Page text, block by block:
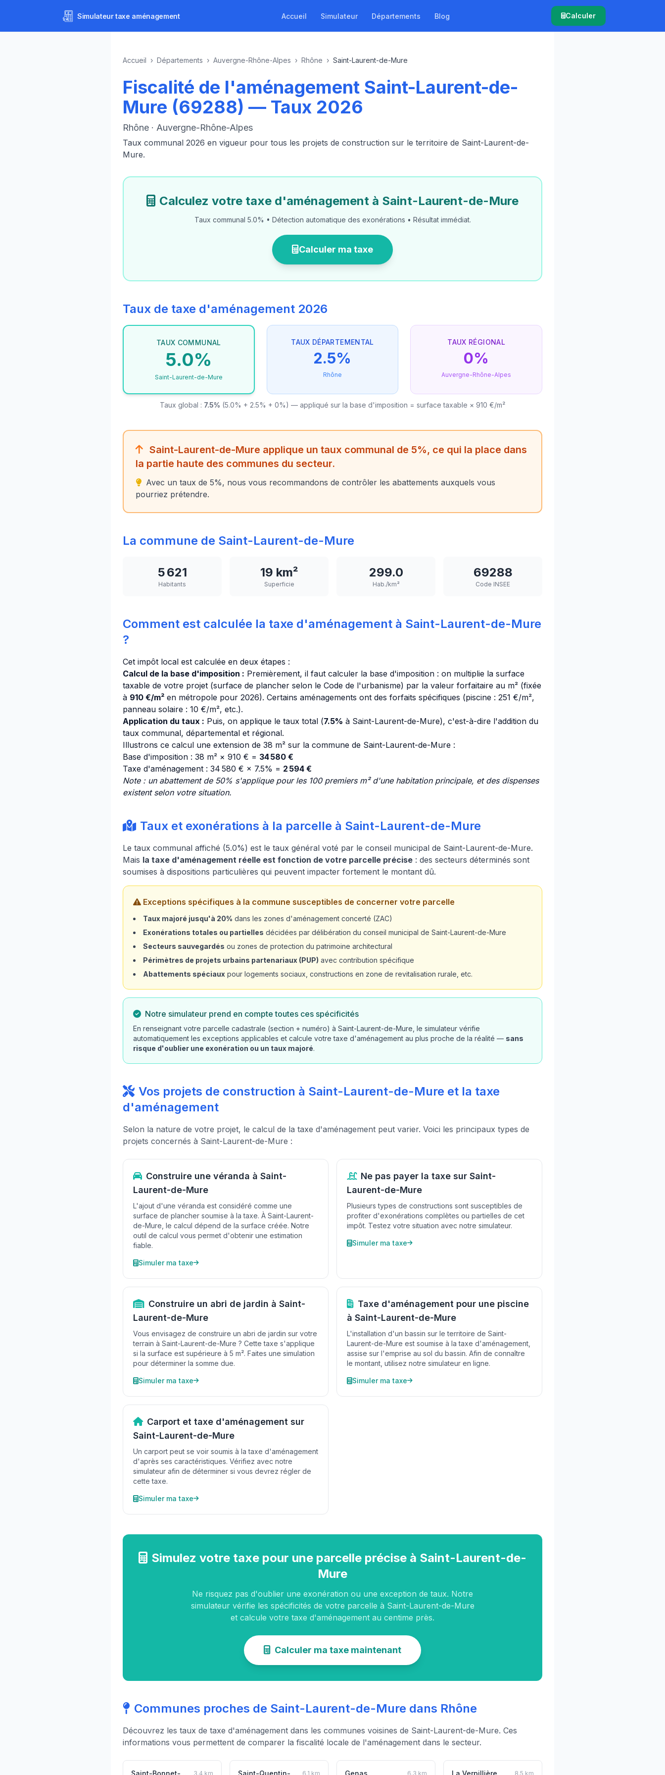
Simulateurtaxe aménagement Accueil Simulateur Départements Blog Calculer
Accueil › Départements › Auvergne-Rhône-Alpes › Rhône › Saint-Laurent-de-Mure
Fiscalité de l'aménagement Saint-Laurent-de-
Mure (69288) — Taux 2026
Rhône · Auvergne-Rhône-Alpes
Taux communal 2026 en vigueur pour tous les projets de construction sur le territoire de Saint-Laurent-de-
Mure.
Calculez votre taxe d'aménagement à Saint-Laurent-de-Mure
Taux communal 5.0% • Détection automatique des exonérations • Résultat immédiat.
Calculer ma taxe
Taux de taxe d'aménagement 2026
TAUX COMMUNAL
5.0%
Saint-Laurent-de-Mure
TAUX DÉPARTEMENTAL
2.5%
Rhône
TAUX RÉGIONAL
0%
Auvergne-Rhône-Alpes
Taux global : 7.5% (5.0% + 2.5% + 0%) — appliqué sur la base d'imposition = surface taxable × 910 €/m²
Saint-Laurent-de-Mure applique un taux communal de 5%, ce qui la place dans
la partie haute des communes du secteur.
Avec un taux de 5%, nous vous recommandons de contrôler les abattements auxquels vous
pourriez prétendre.
La commune de Saint-Laurent-de-Mure
5 621
Habitants
19 km²
Superficie
299.0
Hab./km²
69288
Code INSEE
Comment est calculée la taxe d'aménagement à Saint-Laurent-de-Mure
?
Cet impôt local est calculée en deux étapes :
Calcul de la base d'imposition : Premièrement, il faut calculer la base d'imposition : on multiplie la surface
taxable de votre projet (surface de plancher selon le Code de l'urbanisme) par la valeur forfaitaire au m² (fixée
à 910 €/m² en métropole pour 2026). Certains aménagements ont des forfaits spécifiques (piscine : 251 €/m²,
panneau solaire : 10 €/m², etc.).
Application du taux : Puis, on applique le taux total (7.5% à Saint-Laurent-de-Mure), c'est-à-dire l'addition du
taux communal, départemental et régional.
Illustrons ce calcul une extension de 38 m² sur la commune de Saint-Laurent-de-Mure :
Base d'imposition : 38 m² × 910 € = 34 580 €
Taxe d'aménagement : 34 580 € × 7.5% = 2 594 €
Note : un abattement de 50% s'applique pour les 100 premiers m² d'une habitation principale, et des dispenses
existent selon votre situation.
Taux et exonérations à la parcelle à Saint-Laurent-de-Mure
Le taux communal affiché (5.0%) est le taux général voté par le conseil municipal de Saint-Laurent-de-Mure.
Mais la taxe d'aménagement réelle est fonction de votre parcelle précise : des secteurs déterminés sont
soumises à dispositions particulières qui peuvent impacter fortement le montant dû.
Exceptions spécifiques à la commune susceptibles de concerner votre parcelle
Taux majoré jusqu'à 20% dans les zones d'aménagement concerté (ZAC)
Exonérations totales ou partielles décidées par délibération du conseil municipal de Saint-Laurent-de-Mure
Secteurs sauvegardés ou zones de protection du patrimoine architectural
Périmètres de projets urbains partenariaux (PUP) avec contribution spécifique
Abattements spéciaux pour logements sociaux, constructions en zone de revitalisation rurale, etc.
Notre simulateur prend en compte toutes ces spécificités
En renseignant votre parcelle cadastrale (section + numéro) à Saint-Laurent-de-Mure, le simulateur vérifie
automatiquement les exceptions applicables et calcule votre taxe d'aménagement au plus proche de la réalité — sans
risque d'oublier une exonération ou un taux majoré.
Vos projets de construction à Saint-Laurent-de-Mure et la taxe
d'aménagement
Selon la nature de votre projet, le calcul de la taxe d'aménagement peut varier. Voici les principaux types de
projets concernés à Saint-Laurent-de-Mure :
Construire une véranda à Saint-
Laurent-de-Mure
L'ajout d'une véranda est considéré comme une
surface de plancher soumise à la taxe. À Saint-Laurent-
de-Mure, le calcul dépend de la surface créée. Notre
outil de calcul vous permet d'obtenir une estimation
fiable.
Simuler ma taxe
Ne pas payer la taxe sur Saint-
Laurent-de-Mure
Plusieurs types de constructions sont susceptibles de
profiter d'exonérations complètes ou partielles de cet
impôt. Testez votre situation avec notre simulateur.
Simuler ma taxe
Construire un abri de jardin à Saint-
Laurent-de-Mure
Vous envisagez de construire un abri de jardin sur votre
terrain à Saint-Laurent-de-Mure ? Cette taxe s'applique
si la surface est supérieure à 5 m². Faites une simulation
pour déterminer la somme due.
Simuler ma taxe
Taxe d'aménagement pour une piscine
à Saint-Laurent-de-Mure
L'installation d'un bassin sur le territoire de Saint-
Laurent-de-Mure est soumise à la taxe d'aménagement,
assise sur l'emprise au sol du bassin. Afin de connaître
le montant, utilisez notre simulateur en ligne.
Simuler ma taxe
Carport et taxe d'aménagement sur
Saint-Laurent-de-Mure
Un carport peut se voir soumis à la taxe d'aménagement
d'après ses caractéristiques. Vérifiez avec notre
simulateur afin de déterminer si vous devrez régler de
cette taxe.
Simuler ma taxe
Simulez votre taxe pour une parcelle précise à Saint-Laurent-de-
Mure
Ne risquez pas d'oublier une exonération ou une exception de taux. Notre
simulateur vérifie les spécificités de votre parcelle à Saint-Laurent-de-Mure
et calcule votre taxe d'aménagement au centime près.
Calculer ma taxe maintenant
Communes proches de Saint-Laurent-de-Mure dans Rhône
Découvrez les taux de taxe d'aménagement dans les communes voisines de Saint-Laurent-de-Mure. Ces
informations vous permettent de comparer la fiscalité locale de l'aménagement dans le secteur.
3.4 km 6.1 km Genas 6.3 km La Verpillière 8.5 km